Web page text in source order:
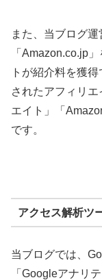
また、当ブログ運
「Amazon.co.jp
トが紹介料を獲
されたアフィリ
エイト」「
です。
アクセス解析ツ
当ブログでは、
「Googleアナリ